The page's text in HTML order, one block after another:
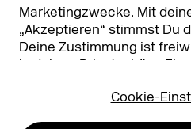
Marketingzwecke. Mit
„Akzeptieren“ stimmst Du
Deine Zustimmung ist
in deinen Privatsphäre-
Nutzung findest Du in
Cookie-
Koelnmesse GmbH